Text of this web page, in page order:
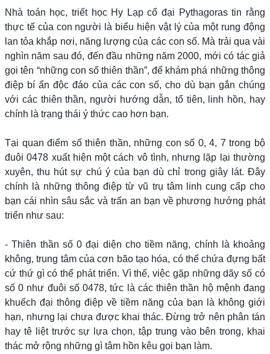
Nhà toán học, triết học Hy Lạp cổ đại Pythagoras tin rằng
thực tế của con người là biểu hiện vật lý của một rung động
lan tỏa khắp nơi, năng lượng của các con số. Mà trải qua vài
nghìn năm sau đó, đến đầu những năm 2000, mới có tác giả
gọi tên “những con số thiên thần”, để khám phá những thông
điệp bí ẩn độc đáo của các con số, cho dù bạn gắn chúng
với các thiên thần, người hướng dẫn, tổ tiên, linh hồn, hay
chính là trạng thái ý thức cao hơn bạn.
Tại quan điểm số thiên thần, những con số 0, 4, 7 trong bộ
đuôi 0478 xuất hiện một cách vô tình, nhưng lặp lại thường
xuyên, thu hút sự chú ý của bạn dù chỉ trong giây lát. Đây
chính là những thông điệp từ vũ trụ tâm linh cung cấp cho
bạn cái nhìn sâu sắc và trấn an bạn về phương hướng phát
triển như sau:
- Thiên thần số 0 đại diện cho tiềm năng, chính là khoảng
không, trung tâm của cơn bão tạo hóa, có thể chứa đựng bất
cứ thứ gì có thể phát triển. Vì thế, việc gặp những dãy số có
số 0 như đuôi số 0478, tức là các thiên thần hộ mệnh đang
khuếch đại thông điệp về tiềm năng của bạn là không giới
hạn, nhưng lại chưa được khai thác. Đừng trở nên phân tán
hay tê liệt trước sự lựa chọn, tập trung vào bên trong, khai
thác mở rộng những gì tâm hồn kêu gọi bạn làm.